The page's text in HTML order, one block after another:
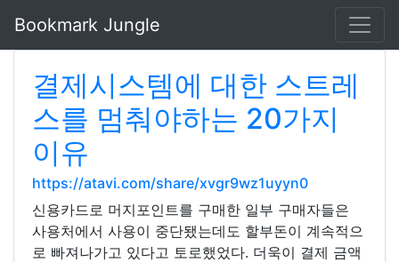
Bookmark Jungle
결제시스템에 대한 스트레
스를 멈춰야하는 20가지
이유
https://atavi.com/share/xvgr9wz1uyyn0
신용카드로 머지포인트를 구매한 일부 구매자들은
사용처에서 사용이 중단됐는데도 할부돈이 계속적으
로 빠져나가고 있다고 토로했었다. 더욱이 결제 금액